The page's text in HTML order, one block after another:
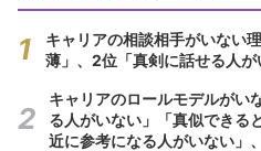
キャリアの相談相手がいな
薄」、2位「真剣に話せる人が
キャリアのロールモデルが
る人がいない」「真似できる
近に参考になる人がいない」